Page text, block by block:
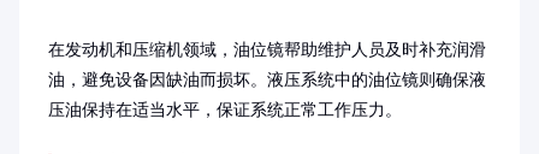
在发动机和压缩机领域，油位镜帮助维护人员及时补充润滑
油，避免设备因缺油而损坏。液压系统中的油位镜则确保液
压油保持在适当水平，保证系统正常工作压力。